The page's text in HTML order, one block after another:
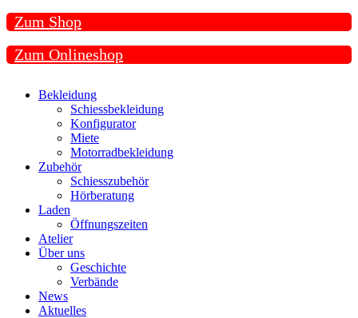
Zum Shop
Zum Onlineshop
Bekleidung
Schiessbekleidung
Konfigurator
Miete
Motorradbekleidung
Zubehör
Schiesszubehör
Hörberatung
Laden
Öffnungszeiten
Atelier
Über uns
Geschichte
Verbände
News
Aktuelles